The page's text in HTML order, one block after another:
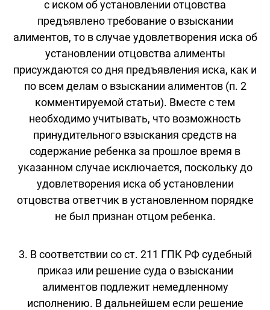
с иском об установлении отцовства
предъявлено требование о взыскании
алиментов, то в случае удовлетворения иска об
установлении отцовства алименты
присуждаются со дня предъявления иска, как и
по всем делам о взыскании алиментов (п. 2
комментируемой статьи). Вместе с тем
необходимо учитывать, что возможность
принудительного взыскания средств на
содержание ребенка за прошлое время в
указанном случае исключается, поскольку до
удовлетворения иска об установлении
отцовства ответчик в установленном порядке
не был признан отцом ребенка.
3. В соответствии со ст. 211 ГПК РФ судебный
приказ или решение суда о взыскании
алиментов подлежит немедленному
исполнению. В дальнейшем если решение